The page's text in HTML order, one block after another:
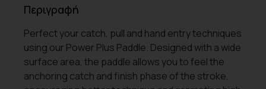
Περιγραφή
Perfect your catch, pull and hand entry techniques
using our Power Plus Paddle. Designed with a wide
surface area, the paddle allows you to feel the
anchoring catch and finish phase of the stroke,